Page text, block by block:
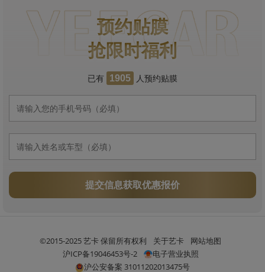
预约贴膜
抢限时福利
已有 1905 人预约贴膜
提交信息获取优惠报价
©2015-2025 艺卡 保留所有权利 关于艺卡
网站地图
沪ICP备19046453号-2
电子营业执照
沪公安备案 31011202013475号